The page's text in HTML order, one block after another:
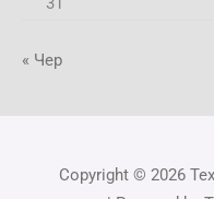
« Чер
Copyright © 2026